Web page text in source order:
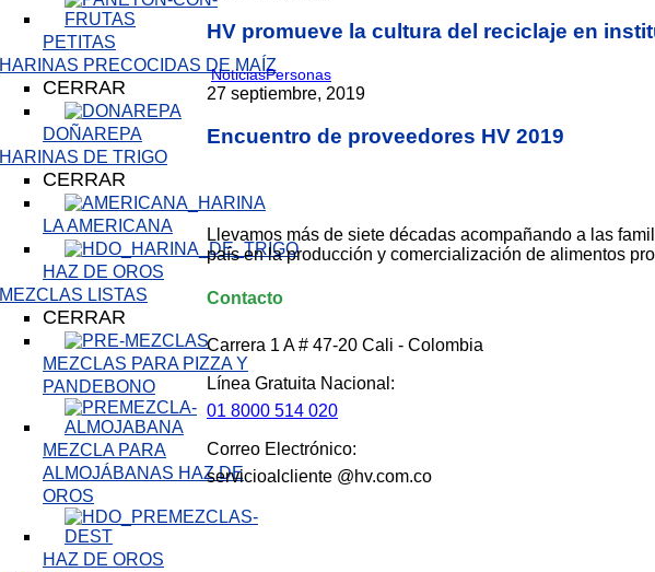
PETITAS
HARINAS PRECOCIDAS DE MAÍZ
CERRAR
DOÑAREPA
HARINAS DE TRIGO
CERRAR
LA AMERICANA
HAZ DE OROS
MEZCLAS LISTAS
CERRAR
MEZCLAS PARA PIZZA Y
PANDEBONO
MEZCLA PARA
ALMOJÁBANAS HAZ DE
OROS
HAZ DE OROS
HV promueve la cultura del reciclaje en
NoticiasPersonas
27 septiembre, 2019
Encuentro de proveedores HV 2019
Llevamos más de siete décadas acompañando a las
país en la producción y comercialización de alimentos
Contacto
Carrera 1 A # 47-20 Cali - Colombia
Línea Gratuita Nacional:
01 8000 514 020
Correo Electrónico:
servicioalcliente @hv.com.co